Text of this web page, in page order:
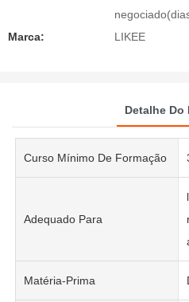
Marca:
LIKEE
Detalhe Do
Curso Mínimo De Formação
Adequado Para
Matéria-Prima